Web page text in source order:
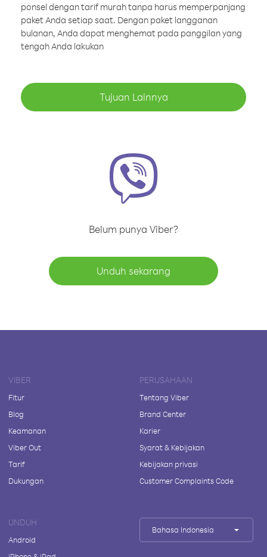
ponsel dengan tarif murah tanpa harus memperpanjang
paket Anda setiap saat. Dengan paket langganan
bulanan, Anda dapat menghemat pada panggilan yang
tengah Anda lakukan
Tujuan Lainnya
Belum punya Viber?
Unduh sekarang
VIBER
Fitur
Blog
Keamanan
Viber Out
Tarif
Dukungan
PERUSAHAAN
Tentang Viber
Brand Center
Karier
Syarat & Kebijakan
Kebijakan privasi
Customer Complaints Code
UNDUH
Android
Bahasa Indonesia